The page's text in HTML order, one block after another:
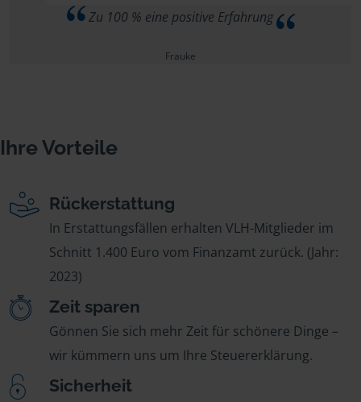
Zu 100 % eine positive Erfahrung
Frauke
Ihre Vorteile
Rückerstattung
In Erstattungsfällen erhalten VLH-Mitglieder im
Schnitt 1.400 Euro vom Finanzamt zurück. (Jahr:
2023)
Zeit sparen
Gönnen Sie sich mehr Zeit für schönere Dinge –
wir kümmern uns um Ihre Steuererklärung.
Sicherheit